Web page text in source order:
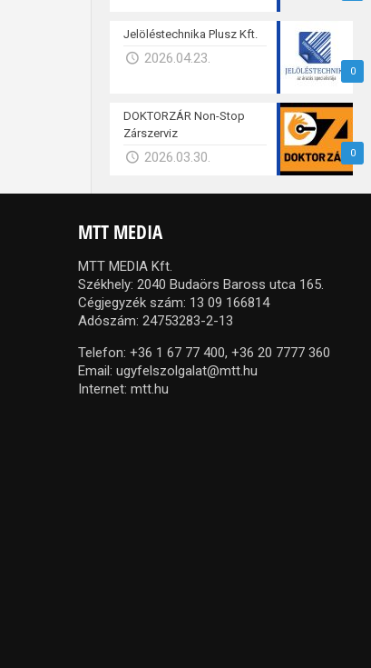
0
Jelöléstechnika Plusz Kft.
2026.04.23.
0
DOKTORZÁR Non-Stop
Zárszerviz
2026.03.30.
MTT MEDIA
MTT MEDIA Kft.
Székhely: 2040 Budaörs Baross utca 165.
Cégjegyzék szám: 13 09 166814
Adószám: 24753283-2-13
Telefon:+36 1 67 77 400, +36 20 7777 360
Email:ugyfelszolgalat@mtt.hu
Internet:mtt.hu